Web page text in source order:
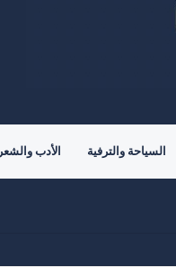
السياحة والترفية الأدب والشعر